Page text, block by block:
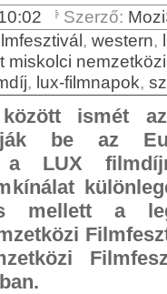
Szerző:
, western,
miskolci
, lux-filmnapok,
ismét
be az
a LUX
mellett a